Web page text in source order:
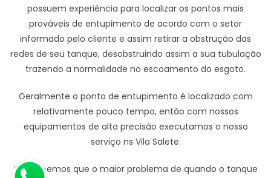
possuem experiência para localizar os pontos mais
prováveis de entupimento de acordo com o setor
informado pelo cliente e assim retirar a obstrução das
redes de seu tanque, desobstruindo assim a sua tubulação
trazendo a normalidade no escoamento do esgoto.
Geralmente o ponto de entupimento é localizado com
relativamente pouco tempo, então com nossos
equipamentos de alta precisão executamos o nosso
serviço ns Vila Salete.
Nos sabemos que o maior problema de quando o tanque